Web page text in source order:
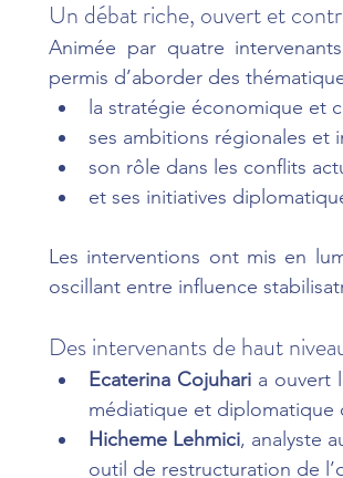
Un débat riche, ouvert et
Animée par quatre
permis d’aborder des
la stratégie économique et
ses ambitions régionales et
son rôle dans les conflits
et ses initiatives
Les interventions ont mis en
oscillant entre influence
Des intervenants de haut
Ecaterina Cojuhari a ouvert
médiatique et diplomatique
Hicheme Lehmici, analyste
outil de restructuration de